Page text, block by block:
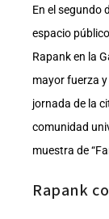
En el segundo
espacio
Rapank en la
mayor fuerza
jornada de la
comunidad
muestra de
Rapank